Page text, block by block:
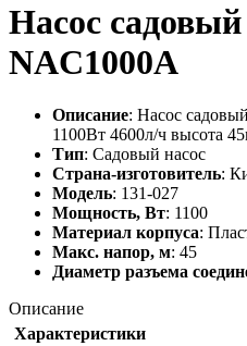
Насос
NAC1000A
Описание: Насос
1100Вт 4600л/ч высота
Тип: Садовый насос
Страна-изготовитель:
Модель: 131-027
Мощность, Вт: 1100
Материал корпуса:
Макс. напор, м: 45
Диаметр разъема
Описание
Характеристики